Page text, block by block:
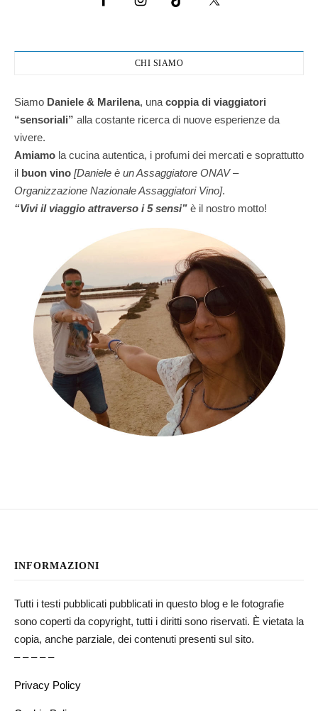
CHI SIAMO
Siamo Daniele & Marilena, una coppia di viaggiatori
“sensoriali” alla costante ricerca di nuove esperienze da
vivere.
Amiamo la cucina autentica, i profumi dei mercati e soprattutto
il buon vino [Daniele è un Assaggiatore ONAV –
Organizzazione Nazionale Assaggiatori Vino].
“Vivi il viaggio attraverso i 5 sensi” è il nostro motto!
INFORMAZIONI
Tutti i testi pubblicati pubblicati in questo blog e le fotografie
sono coperti da copyright, tutti i diritti sono riservati. È vietata la
copia, anche parziale, dei contenuti presenti sul sito.
– – – – –
Privacy Policy